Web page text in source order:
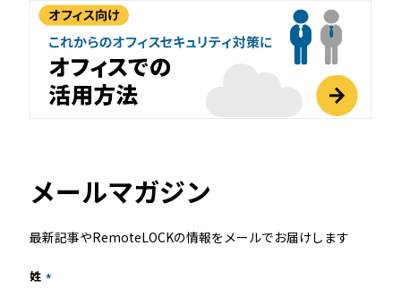
メールマガジン
最新記事やRemoteLOCKの情報をメールでお届けします
姓 *